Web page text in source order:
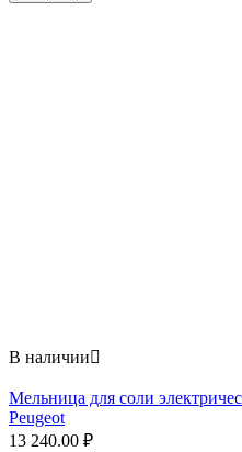
В наличии
Мельница для соли
Peugeot
13 240.00 ₽